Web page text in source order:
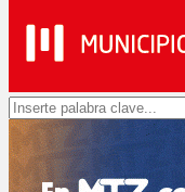
Search
for: